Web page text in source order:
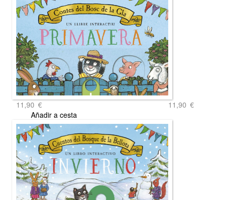
11,90 € 11,90 €
Añadir a cesta